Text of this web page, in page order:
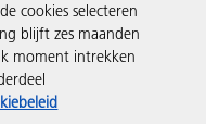
cookies selecteren
blijft zes maanden
moment intrekken